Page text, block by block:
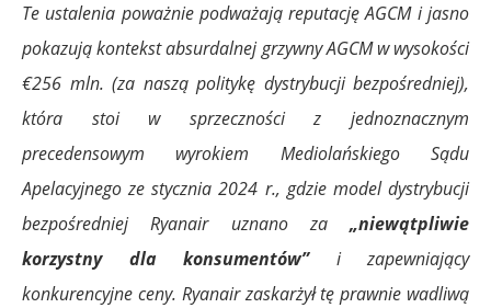
Te ustalenia poważnie podważają reputację AGCM i jasno
pokazują kontekst absurdalnej grzywny AGCM w wysokości
€256 mln. (za naszą politykę dystrybucji bezpośredniej),
która stoi w sprzeczności z jednoznacznym
precedensowym wyrokiem Mediolańskiego Sądu
Apelacyjnego ze stycznia 2024 r., gdzie model dystrybucji
bezpośredniej Ryanair uznano za „niewątpliwie
korzystny dla konsumentów”i zapewniający
konkurencyjne ceny. Ryanair zaskarżył tę prawnie wadliwą